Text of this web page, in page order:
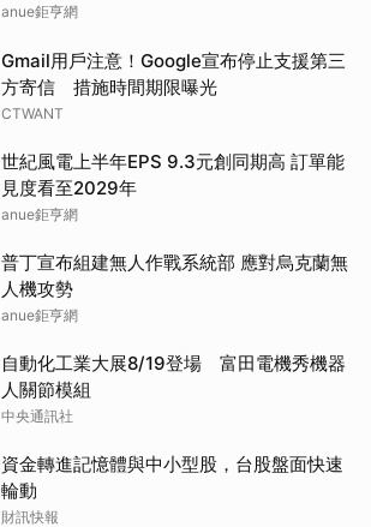
anue鉅亨網
Gmail用戶注意！Google宣布停止支援第三
方寄信 措施時間期限曝光
CTWANT
世紀風電上半年EPS 9.3元創同期高 訂單能
見度看至2029年
anue鉅亨網
普丁宣布組建無人作戰系統部 應對烏克蘭無
人機攻勢
anue鉅亨網
自動化工業大展8/19登場 富田電機秀機器
人關節模組
中央通訊社
資金轉進記憶體與中小型股，台股盤面快速
輪動
財訊快報